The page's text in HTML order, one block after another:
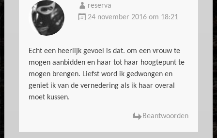
reserva
24 november 2016 om 18:21
Echt een heerlijk gevoel is dat. om een vrouw te
mogen aanbidden en haar tot haar hoogtepunt te
mogen brengen. Liefst word ik gedwongen en
geniet ik van de vernedering als ik haar overal
moet kussen.
Beantwoorden